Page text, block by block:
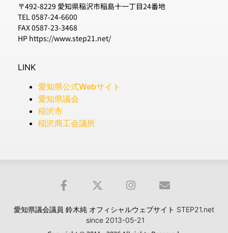
〒492-8229 愛知県稲沢市稲島十一丁目24番地
TEL 0587-24-6600
FAX 0587-23-3468
HP https://www.step21.net/
LINK
愛知県公式Webサイト
愛知県議会
稲沢市
稲沢商工会議所
愛知県議会議員 鈴木純 オフィシャルウェブサイト STEP21.net
since 2013-05-21